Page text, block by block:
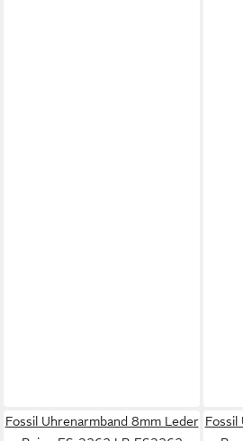
Fossil Uhrenarmband 8mm Leder Fossil